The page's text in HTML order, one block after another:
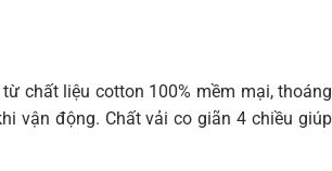
chất liệu cotton 100% mềm mại,
vận động. Chất vải co giãn 4 chiều